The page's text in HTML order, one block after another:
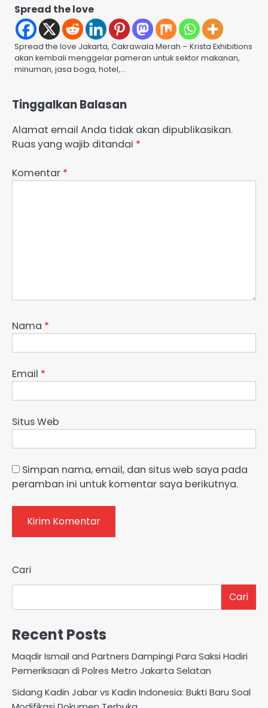
Spread the love
Spread the love Jakarta, Cakrawala Merah – Krista Exhibitions
akan kembali menggelar pameran untuk sektor makanan,
minuman, jasa boga, hotel,…
Tinggalkan Balasan
Alamat email Anda tidak akan dipublikasikan.
Ruas yang wajib ditandai *
Komentar *
Nama *
Email *
Situs Web
Simpan nama, email, dan situs web saya pada
peramban ini untuk komentar saya berikutnya.
Cari
Cari
Recent Posts
Maqdir Ismail and Partners Dampingi Para Saksi Hadiri
Pemeriksaan di Polres Metro Jakarta Selatan
Sidang Kadin Jabar vs Kadin Indonesia: Bukti Baru Soal